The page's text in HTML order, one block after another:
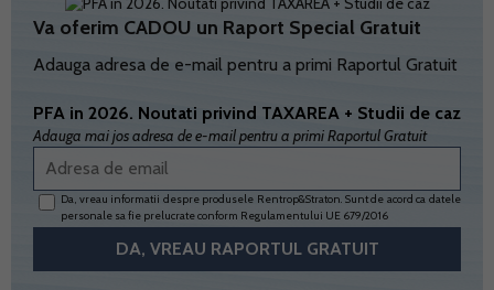
Va oferim CADOU un Raport Special Gratuit
Adauga adresa de e-mail pentru a primi Raportul Gratuit
PFA in 2026. Noutati privind TAXAREA + Studii de caz
Adauga mai jos adresa de e-mail pentru a primi Raportul Gratuit
Da, vreau informatii despre produsele Rentrop&Straton. Sunt de acord ca datele
personale sa fie prelucrate conform Regulamentului UE 679/2016